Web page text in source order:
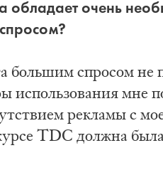
об­ла­да­ет очень
боль­шим спро­сом не
ис­поль­зо­ва­ния мне
ре­кла­мы с
TDC долж­на